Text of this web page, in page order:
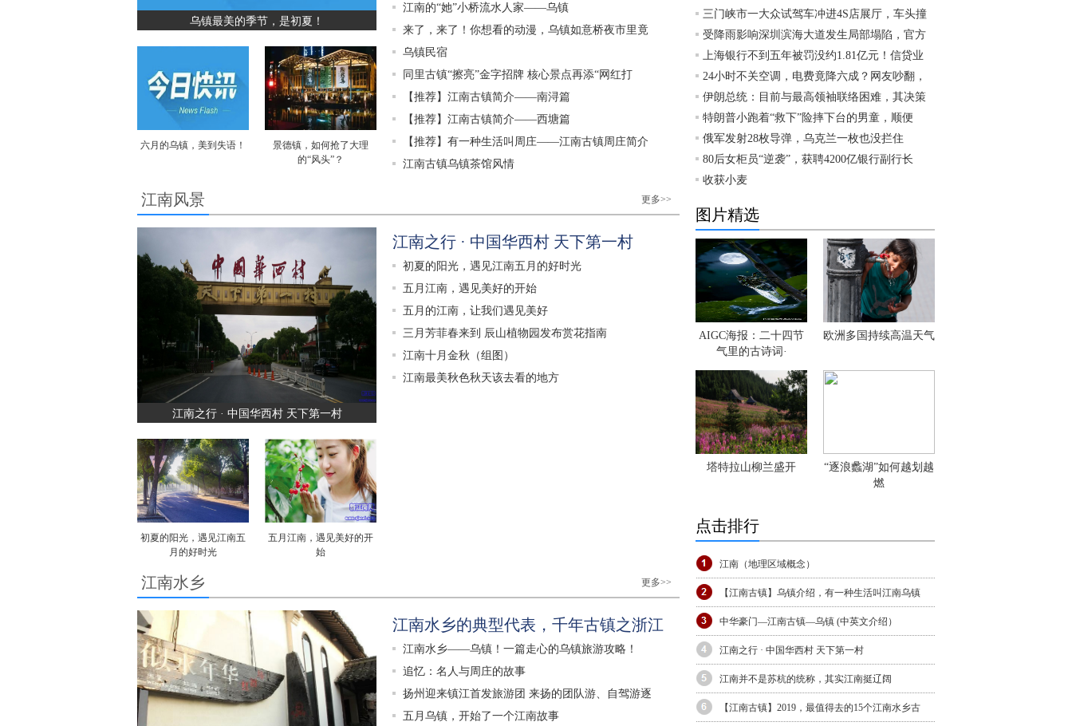
乌镇最美的季节，是初夏！
六月的乌镇，美到失语！
景德镇，如何抢了大理
的“风头”？
江南的“她”小桥流水人家——乌镇
来了，来了！你想看的动漫，乌镇如意桥夜市里竟
乌镇民宿
同里古镇“擦亮”金字招牌 核心景点再添“网红打
【推荐】江南古镇简介——南浔篇
【推荐】江南古镇简介——西塘篇
【推荐】有一种生活叫周庄——江南古镇周庄简介
江南古镇乌镇茶馆风情
江南风景 更多>>
江南之行 · 中国华西村 天下第一村
初夏的阳光，遇见江南五
月的好时光
五月江南，遇见美好的开
始
江南之行 · 中国华西村 天下第一村
初夏的阳光，遇见江南五月的好时光
五月江南，遇见美好的开始
五月的江南，让我们遇见美好
三月芳菲春来到 辰山植物园发布赏花指南
江南十月金秋（组图）
江南最美秋色秋天该去看的地方
江南水乡 更多>>
江南水乡的典型代表，千年古镇之浙江
江南水乡——乌镇！一篇走心的乌镇旅游攻略！
追忆：名人与周庄的故事
扬州迎来镇江首发旅游团 来扬的团队游、自驾游逐
五月乌镇，开始了一个江南故事
三门峡市一大众试驾车冲进4S店展厅，车头撞
受降雨影响深圳滨海大道发生局部塌陷，官方
上海银行不到五年被罚没约1.81亿元！信贷业
24小时不关空调，电费竟降六成？网友吵翻，
伊朗总统：目前与最高领袖联络困难，其决策
特朗普小跑着“救下”险摔下台的男童，顺便
俄军发射28枚导弹，乌克兰一枚也没拦住
80后女柜员“逆袭”，获聘4200亿银行副行长
收获小麦
图片精选
AIGC海报：二十四节
气里的古诗词·
欧洲多国持续高温天气
塔特拉山柳兰盛开
“逐浪蠡湖”如何越划越
燃
点击排行
江南（地理区域概念）
【江南古镇】乌镇介绍，有一种生活叫江南乌镇
中华豪门—江南古镇—乌镇 (中英文介绍）
江南之行 · 中国华西村 天下第一村
江南并不是苏杭的统称，其实江南挺辽阔
【江南古镇】2019，最值得去的15个江南水乡古